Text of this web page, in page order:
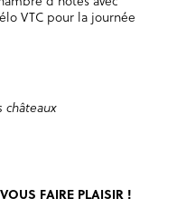
VTC pour la journée
châteaux
FAIRE PLAISIR !